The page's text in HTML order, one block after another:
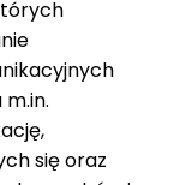
się oraz